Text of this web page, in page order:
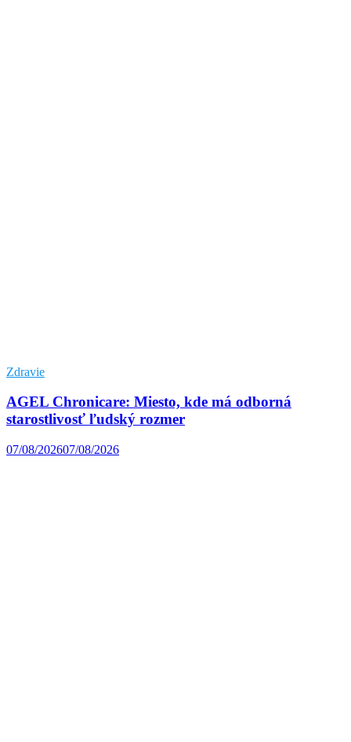
Zdravie
AGEL Chronicare: Miesto, kde má odborná
starostlivosť ľudský rozmer
07/08/202607/08/2026